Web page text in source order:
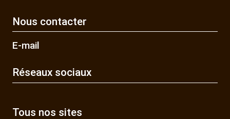
Nous contacter
E-mail
Réseaux sociaux
Tous nos sites